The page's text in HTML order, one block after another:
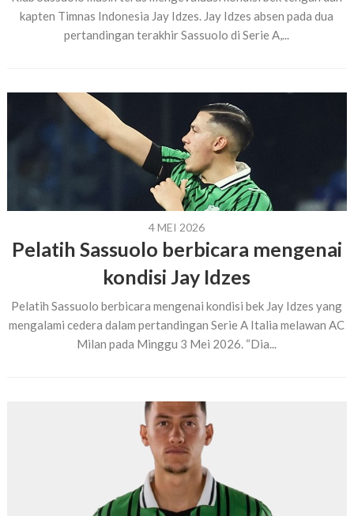
kapten Timnas Indonesia Jay Idzes. Jay Idzes absen pada dua
pertandingan terakhir Sassuolo di Serie A,...
4 MEI 2026
Pelatih Sassuolo berbicara mengenai
kondisi Jay Idzes
Pelatih Sassuolo berbicara mengenai kondisi bek Jay Idzes yang
mengalami cedera dalam pertandingan Serie A Italia melawan AC
Milan pada Minggu 3 Mei 2026. “Dia...